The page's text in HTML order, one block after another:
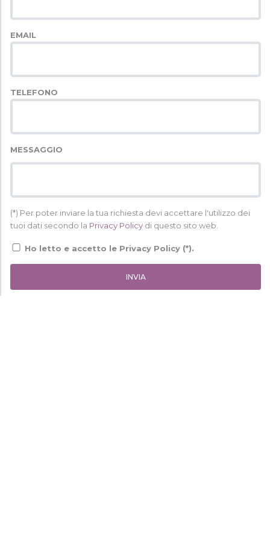
EMAIL
TELEFONO
MESSAGGIO
(*) Per poter inviare la tua richiesta devi accettare l'utilizzo dei
tuoi dati secondo la Privacy Policy di questo sito web.
Ho letto e accetto le Privacy Policy (*).